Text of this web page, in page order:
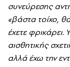
συνεύρεσης
«βάστα τοίχο,
έχετε φρικάρει.
αισθητικής
αλλά έχω την